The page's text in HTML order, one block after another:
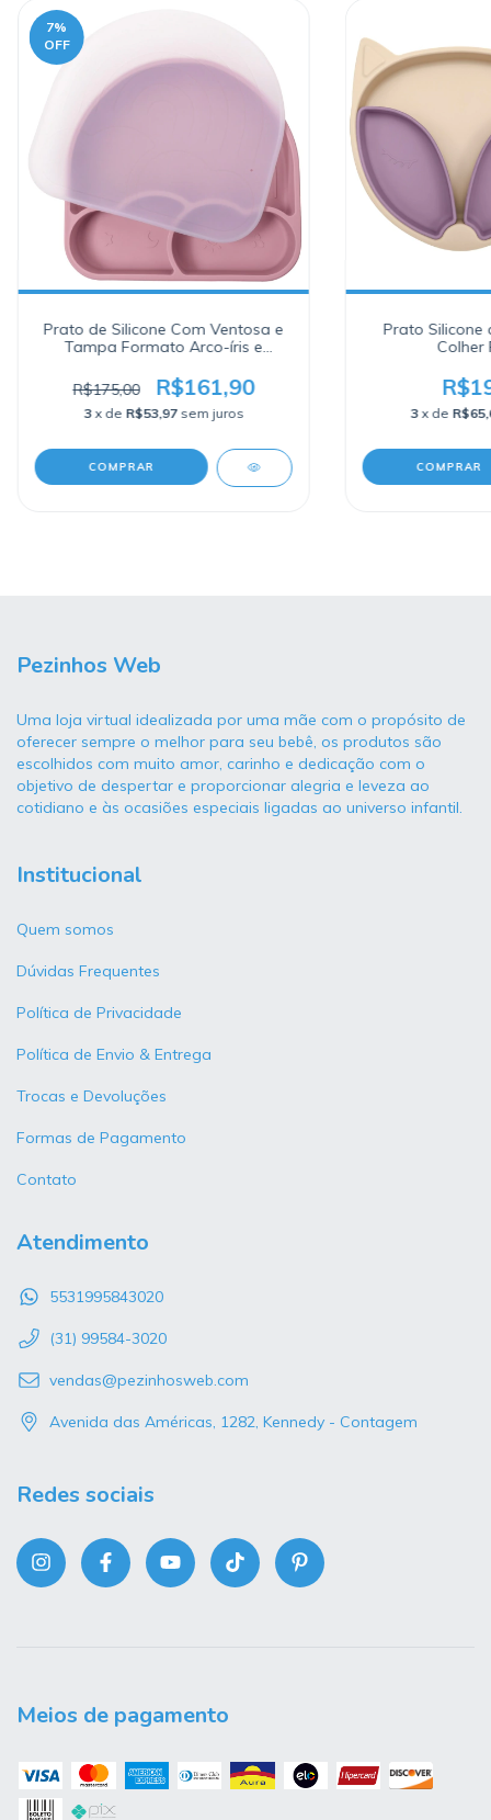
7%
OFF
Prato de Silicone Com Ventosa e
Tampa Formato Arco-íris e
R$175,00
R$161,90
3 x de R$53,97 sem juros
COMPRAR
Prato Silicone
Colher
3 x de
COMPRAR
Pezinhos Web
Uma loja virtual idealizada por uma mãe com o propósito de
oferecer sempre o melhor para seu bebê, os produtos são
escolhidos com muito amor, carinho e dedicação com o
objetivo de despertar e proporcionar alegria e leveza ao
cotidiano e às ocasiões especiais ligadas ao universo infantil.
Institucional
Quem somos
Dúvidas Frequentes
Política de Privacidade
Política de Envio & Entrega
Trocas e Devoluções
Formas de Pagamento
Contato
Atendimento
5531995843020
(31) 99584-3020
vendas@pezinhosweb.com
Avenida das Américas, 1282, Kennedy - Contagem
Redes sociais
Meios de pagamento